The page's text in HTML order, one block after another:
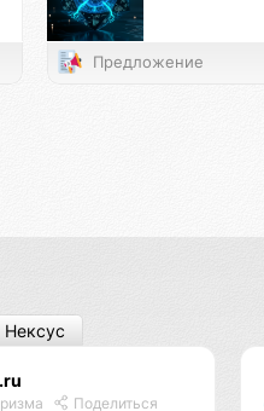
Предложение
Поделиться
Нексус